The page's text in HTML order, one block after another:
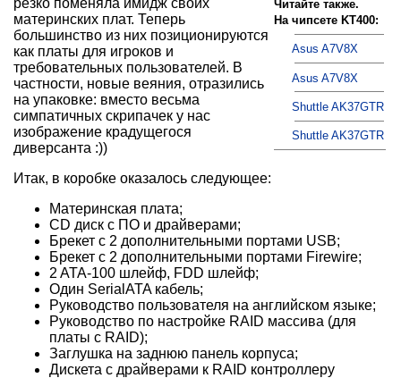
Читайте также.
На чипсете KT400:
Asus A7V8X
Asus A7V8X
Shuttle AK37GTR
Shuttle AK37GTR
материнских плат. Теперь
большинство из них позиционируются
как платы для игроков и
требовательных пользователей. В
частности, новые веяния, отразились
на упаковке: вместо весьма
симпатичных скрипачек у нас
изображение крадущегося
диверсанта :))
Итак, в коробке оказалось следующее:
Материнская плата;
CD диск с ПО и драйверами;
Брекет с 2 дополнительными портами USB;
Брекет с 2 дополнительными портами Firewire;
2 ATA-100 шлейф, FDD шлейф;
Один SerialATA кабель;
Руководство пользователя на английском языке;
Руководство по настройке RAID массива (для
платы с RAID);
Заглушка на заднюю панель корпуса;
Дискета с драйверами к RAID контроллеру